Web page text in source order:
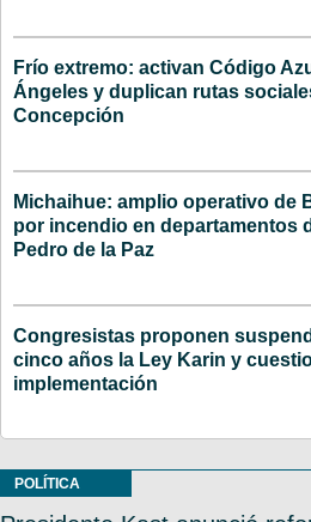
Frío extremo: activan Código
Ángeles y duplican rutas
Concepción
Michaihue: amplio operativo de
por incendio en departamentos
Pedro de la Paz
Congresistas proponen
cinco años la Ley Karin y
implementación
POLÍTICA